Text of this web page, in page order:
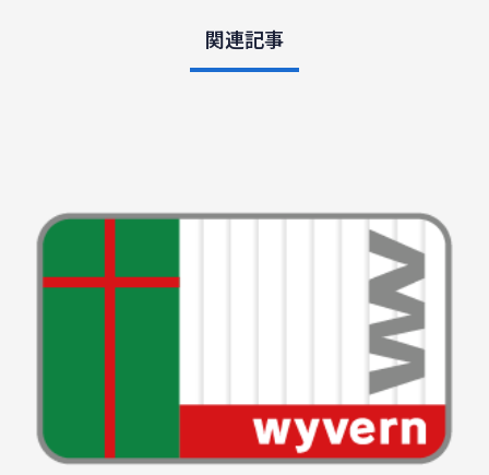
関連記事